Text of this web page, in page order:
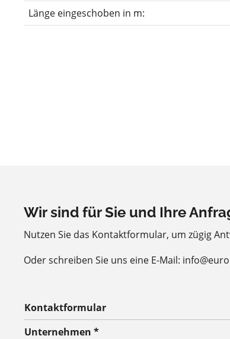
Länge eingeschoben in m:
Wir sind für Sie und Ihre
Nutzen Sie das Kontaktformular, um zügig
Oder schreiben Sie uns eine E-Mail:
Kontaktformular
Unternehmen *